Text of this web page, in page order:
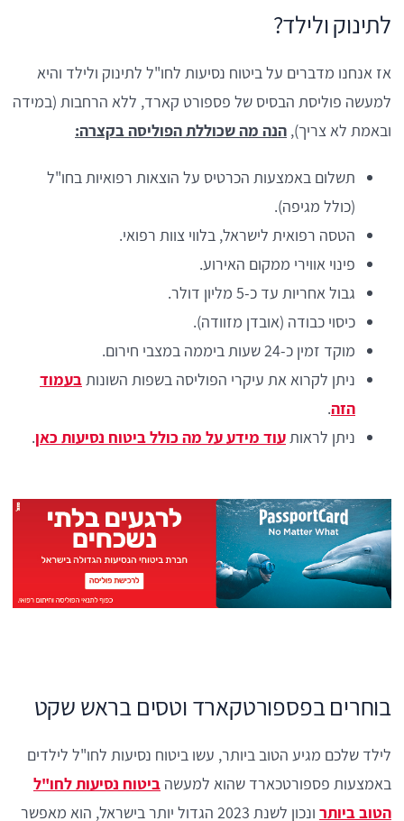
לתינוק ולילד?
אז אנחנו מדברים על ביטוח נסיעות לחו"ל לתינוק ולילד והיא
למעשה פוליסת הבסיס של פספורט קארד, ללא הרחבות (במידה
ובאמת לא צריך), הנה מה שכוללת הפוליסה בקצרה:
תשלום באמצעות הכרטיס על הוצאות רפואיות בחו"ל
(כולל מגיפה).
הטסה רפואית לישראל, בלווי צוות רפואי.
פינוי אווירי ממקום האירוע.
גבול אחריות עד כ-5 מליון דולר.
כיסוי כבודה (אובדן מזוודה).
מוקד זמין כ-24 שעות ביממה במצבי חירום.
ניתן לקרוא את עיקרי הפוליסה בשפות השונותבעמוד
הזה.
ניתן לראותעוד מידע על מה כולל ביטוח נסיעות כאן.
בוחרים בפספורטקארד וטסים בראש שקט
לילד שלכם מגיע הטוב ביותר, עשו ביטוח נסיעות לחו"ל לילדים
באמצעות פספורטכארד שהוא למעשה ביטוח נסיעות לחו"ל
הטוב ביותר
ונכון לשנת 2023 הגדול יותר בישראל, הוא מאפשר